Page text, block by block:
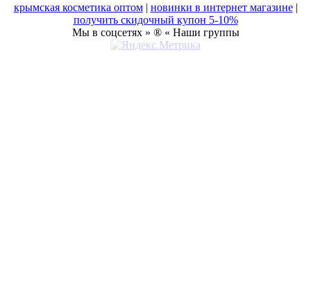
крымская косметика оптом| новинки в интернет магазине|
получить скидочный купон 5-10%
Мы в соцсетях » ® « Наши группы